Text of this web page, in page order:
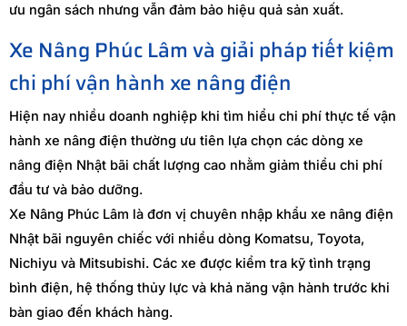
ưu ngân sách nhưng vẫn đảm bảo hiệu quả sản xuất.
Xe Nâng Phúc Lâm và giải pháp tiết kiệm
chi phí vận hành xe nâng điện
Hiện nay nhiều doanh nghiệp khi tìm hiểu chi phí thực tế vận
hành xe nâng điện thường ưu tiên lựa chọn các dòng xe
nâng điện Nhật bãi chất lượng cao nhằm giảm thiểu chi phí
đầu tư và bảo dưỡng.
Xe Nâng Phúc Lâm là đơn vị chuyên nhập khẩu xe nâng điện
Nhật bãi nguyên chiếc với nhiều dòng Komatsu, Toyota,
Nichiyu và Mitsubishi. Các xe được kiểm tra kỹ tình trạng
bình điện, hệ thống thủy lực và khả năng vận hành trước khi
bàn giao đến khách hàng.